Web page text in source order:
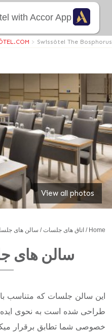
View all photos
Home اتاق های جلسات سالن های
سالن های
این سالن جلسات که متناسب با
طراحی شده است به نحوی
خصوصی شما تطابق برقرار
> Swissôtel The Bosphorus
with Accor App